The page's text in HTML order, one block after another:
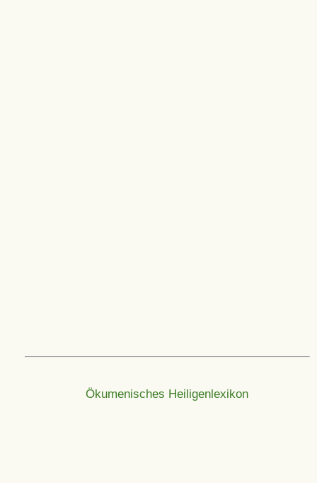
Ökumenisches Heiligenlexikon